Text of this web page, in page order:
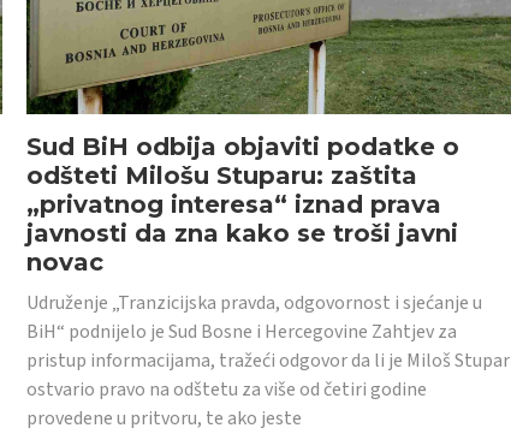
Sud BiH odbija objaviti podatke o
odšteti Milošu Stuparu: zaštita
„privatnog interesa“ iznad prava
javnosti da zna kako se troši javni
novac
Udruženje „Tranzicijska pravda, odgovornost i sjećanje u
BiH“ podnijelo je Sud Bosne i Hercegovine Zahtjev za
pristup informacijama, tražeći odgovor da li je Miloš Stupar
ostvario pravo na odštetu za više od četiri godine
provedene u pritvoru, te ako jeste